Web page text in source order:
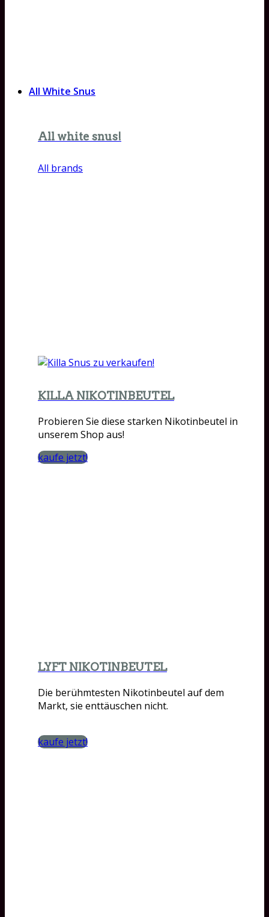
All White Snus
All white snus!
All brands
KILLA NIKOTINBEUTEL
Probieren Sie diese starken Nikotinbeutel in
unserem Shop aus!
kaufe jetzt!
LYFT NIKOTINBEUTEL
Die berühmtesten Nikotinbeutel auf dem
Markt, sie enttäuschen nicht.
kaufe jetzt!